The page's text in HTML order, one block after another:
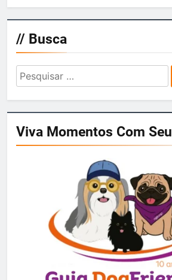
// Busca
Pesquisar
por:
Viva Momentos Com Seu